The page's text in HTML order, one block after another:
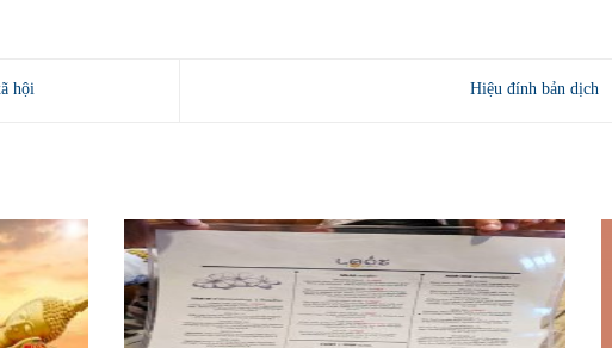
hội Hiệu đính bản dịch